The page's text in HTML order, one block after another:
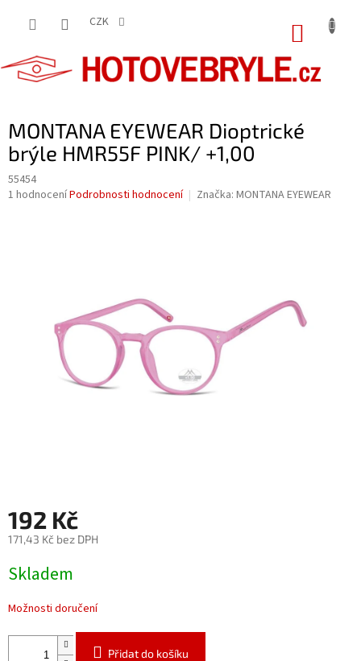
CZK
MONTANA EYEWEAR Dioptrické
brýle HMR55F PINK/ +1,00
55454
Průměrné
1 hodnoceníPodrobnosti hodnocení Značka: MONTANA EYEWEAR
192 Kč
171,43 Kč bez DPH
cena:
Skladem
Možnosti doručení
Přidat do košíku